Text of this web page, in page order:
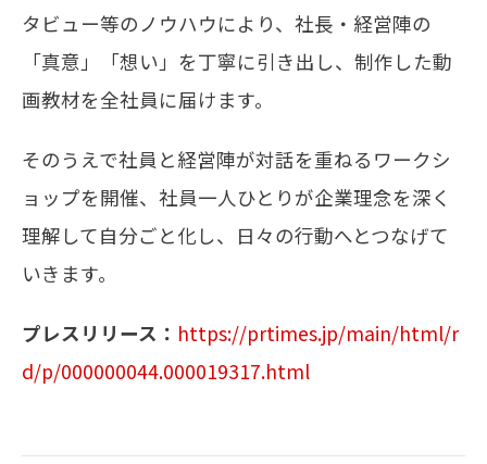
タビュー等のノウハウにより、社長・経営陣の
「真意」「想い」を丁寧に引き出し、制作した動
画教材を全社員に届けます。
そのうえで社員と経営陣が対話を重ねるワークシ
ョップを開催、社員一人ひとりが企業理念を深く
理解して自分ごと化し、日々の行動へとつなげて
いきます。
プレスリリース： https://prtimes.jp/main/html/r
d/p/000000044.000019317.html